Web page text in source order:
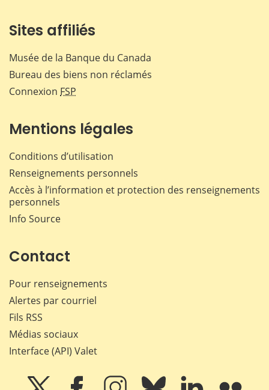
Sites affiliés
Musée de la Banque du Canada
Bureau des biens non réclamés
Connexion FSP
Mentions légales
Conditions d’utilisation
Renseignements personnels
Accès à l’information et protection des renseignements
personnels
Info Source
Contact
Pour renseignements
Alertes par courriel
Fils RSS
Médias sociaux
Interface (API) Valet